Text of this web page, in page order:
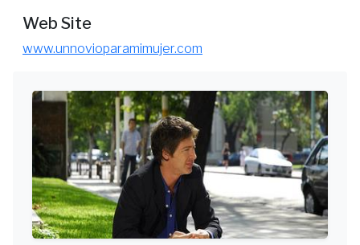
Web Site
www.unnovioparamimujer.com